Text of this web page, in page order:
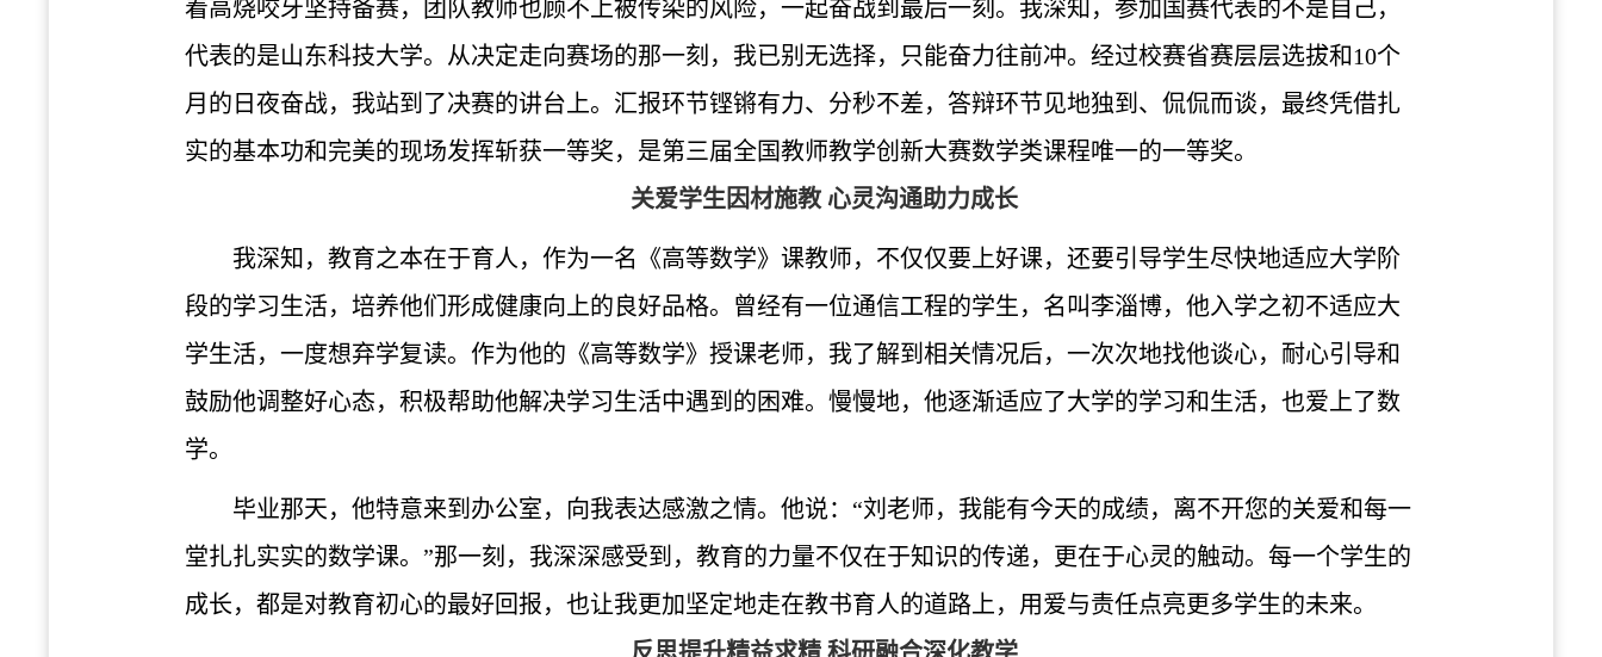
着高烧咬牙坚持备赛，团队教师也顾不上被传染的风险，一起奋战到最后一刻。我深知，参加国赛代表的不是自己，
代表的是山东科技大学。从决定走向赛场的那一刻，我已别无选择，只能奋力往前冲。经过校赛省赛层层选拔和10个
月的日夜奋战，我站到了决赛的讲台上。汇报环节铿锵有力、分秒不差，答辩环节见地独到、侃侃而谈，最终凭借扎
实的基本功和完美的现场发挥斩获一等奖，是第三届全国教师教学创新大赛数学类课程唯一的一等奖。
关爱学生因材施教 心灵沟通助力成长
我深知，教育之本在于育人，作为一名《高等数学》课教师，不仅仅要上好课，还要引导学生尽快地适应大学阶
段的学习生活，培养他们形成健康向上的良好品格。曾经有一位通信工程的学生，名叫李淄博，他入学之初不适应大
学生活，一度想弃学复读。作为他的《高等数学》授课老师，我了解到相关情况后，一次次地找他谈心，耐心引导和
鼓励他调整好心态，积极帮助他解决学习生活中遇到的困难。慢慢地，他逐渐适应了大学的学习和生活，也爱上了数
学。
毕业那天，他特意来到办公室，向我表达感激之情。他说：“刘老师，我能有今天的成绩，离不开您的关爱和每一
堂扎扎实实的数学课。”那一刻，我深深感受到，教育的力量不仅在于知识的传递，更在于心灵的触动。每一个学生的
成长，都是对教育初心的最好回报，也让我更加坚定地走在教书育人的道路上，用爱与责任点亮更多学生的未来。